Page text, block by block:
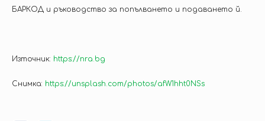
БАРКОД и ръководство за попълването и подаването й.
Източник: https://nra.bg
Снимка: https://unsplash.com/photos/afW1hht0NSs